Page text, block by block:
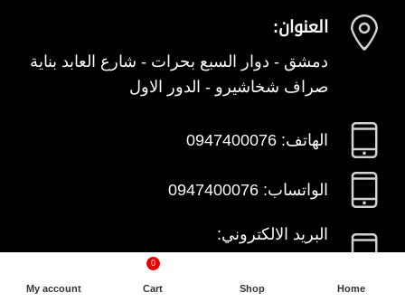
العنوان:
دمشق - دوار السبع بحرات - شارع العابد بناية
صراف شخاشيرو - الدور الاول
الهاتف: 0947400076
الواتساب: 0947400076
البريد الالكتروني:
info@sham-detectors.com
Home
Shop
0
Cart
My account